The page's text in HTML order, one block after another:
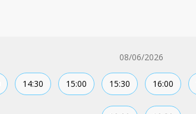
08/06/2026
14:30 15:00 15:30 16:00